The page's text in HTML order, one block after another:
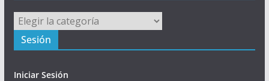
Principal
Sesión
Iniciar Sesión